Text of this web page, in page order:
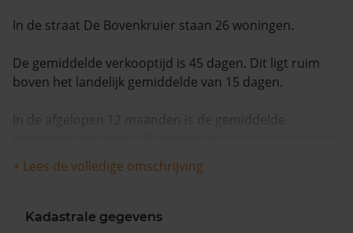
In de straat De Bovenkruier staan 26 woningen.
De gemiddelde verkooptijd is 45 dagen. Dit ligt ruim
boven het landelijk gemiddelde van 15 dagen.
In de afgelopen 12 maanden is de gemiddelde
+ Lees de volledige omschrijving
Kadastrale gegevens